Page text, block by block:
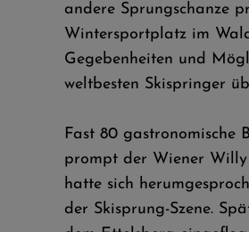
andere Sprungschanze
Wintersportplatz im
Gegebenheiten und
weltbesten Skispringer
Fast 80 gastronomische
prompt der Wiener Willy
hatte sich
der Skisprung-Szene.